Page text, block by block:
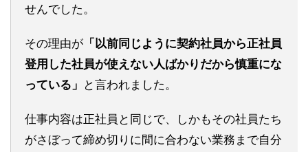
せんでした。
その理由が 「以前同じように契約社員から正社員
登用した社員が使えない人ばかりだから慎重にな
っている」 と言われました。
仕事内容は正社員と同じで、しかもその社員たち
がさぼって締め切りに間に合わない業務まで自分